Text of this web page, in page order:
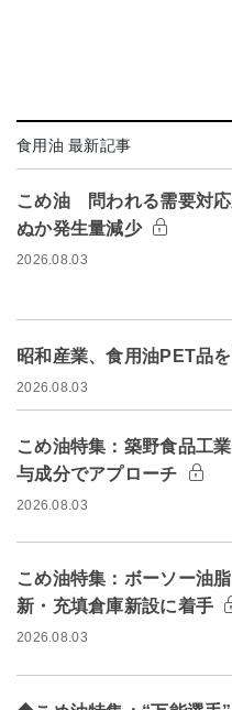
食用油 最新記事
こめ油 問われる需要対
ぬか発生量減少
2026.08.03
昭和産業、食用油PET品
2026.08.03
こめ油特集：築野食品工
与成分でアプローチ
2026.08.03
こめ油特集：ボーソー油
新・充填倉庫新設に着手
2026.08.03